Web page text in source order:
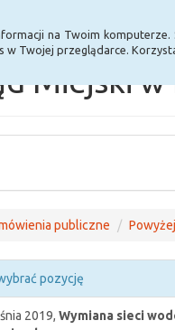
na Twoim
Twojej przeglądarce.
Miejski
publiczne
pozycję
2019, Wymiana sieci